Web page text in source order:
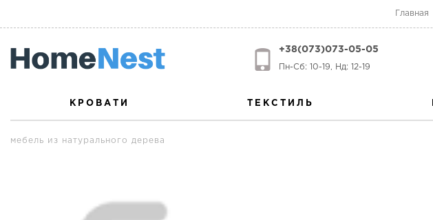
Главная
+38(073)073-05-05
Пн-Сб: 10-19, Нд: 12-19
КРОВАТИ ТЕКСТИЛЬ
мебель из натурального дерева